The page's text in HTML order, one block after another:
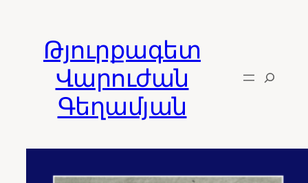
contentԹյուրքագետ
Վարուժան
Գեղամյան